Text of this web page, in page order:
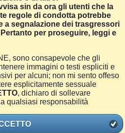
sin da ora gli utenti che la
regole di condotta potrebbe
a segnalazione dei trasgressori
per proseguire, leggi e
sono consapevole che gli
immagini o testi espliciti e
per alcuni; non mi sento offeso
esplicitamente sessuale
, dichiaro di sollevare
qualsiasi responsabilità